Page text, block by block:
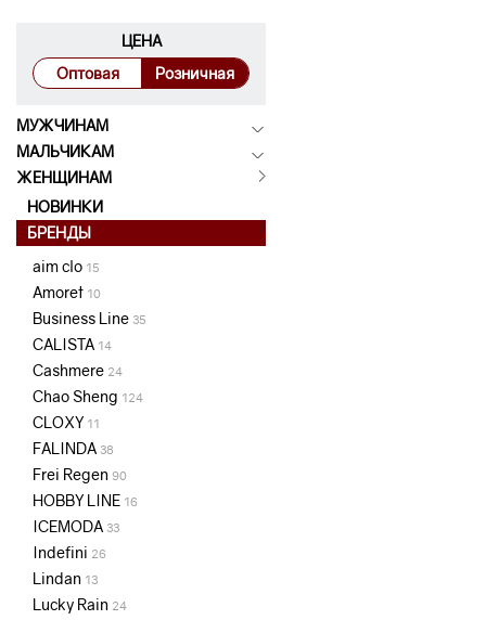
ЦЕНА
Оптовая
Розничная
МУЖЧИНАМ
МАЛЬЧИКАМ
ЖЕНЩИНАМ
НОВИНКИ
БРЕНДЫ
aim clo 15
Amoret 10
Business Line 35
CALISTA 14
Cashmere 24
Chao Sheng 124
CLOXY 11
FALINDA 38
Frei Regen 90
HOBBY LINE 16
ICEMODA 33
Indefini 26
Lindan 13
Lucky Rain 24